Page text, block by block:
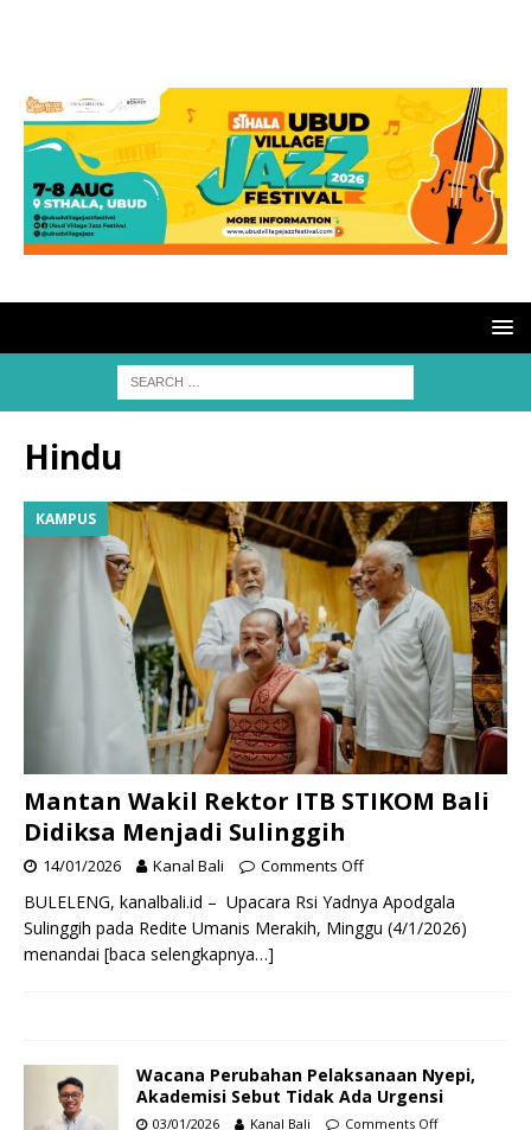
Hindu
KAMPUS
Mantan Wakil Rektor ITB STIKOM Bali
Didiksa Menjadi Sulinggih
14/01/2026 Kanal Bali Comments Off
BULELENG, kanalbali.id – Upacara Rsi Yadnya Apodgala
Sulinggih pada Redite Umanis Merakih, Minggu (4/1/2026)
menandai [baca selengkapnya…]
Wacana Perubahan Pelaksanaan Nyepi,
Akademisi Sebut Tidak Ada Urgensi
03/01/2026 Kanal Bali Comments Off